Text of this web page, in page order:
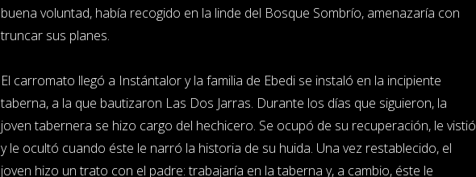
buena voluntad, había recogido en la linde del Bosque Sombrío, amenazaría con
truncar sus planes.
El carromato llegó a Instántalor y la familia de Ebedi se instaló en la incipiente
taberna, a la que bautizaron Las Dos Jarras. Durante los días que siguieron, la
joven tabernera se hizo cargo del hechicero. Se ocupó de su recuperación, le vistió
y le ocultó cuando éste le narró la historia de su huida. Una vez restablecido, el
joven hizo un trato con el padre: trabajaría en la taberna y, a cambio, éste le